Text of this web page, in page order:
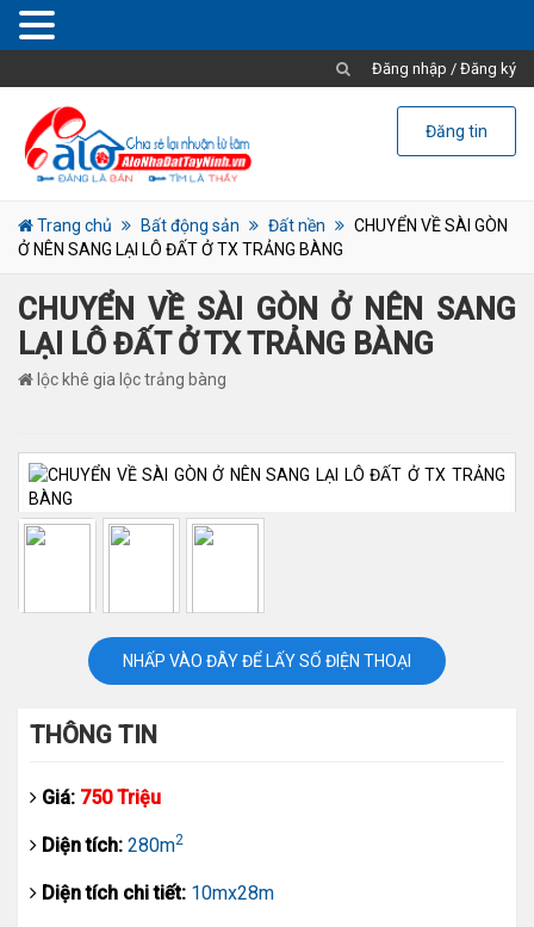
Đăng nhập / Đăng ký
Đăng tin
Trang chủ Bất động sản Đất nền
CHUYỂN VỀ SÀI GÒN
Ở NÊN SANG LẠI LÔ ĐẤT Ở TX TRẢNG BÀNG
CHUYỂN VỀ SÀI GÒN Ở NÊN SANG
LẠI LÔ ĐẤT Ở TX TRẢNG BÀNG
lộc khê gia lộc trảng bàng
NHẤP VÀO ĐÂY ĐỂ LẤY SỐ ĐIỆN THOẠI
THÔNG TIN
Giá: 750 Triệu
Diện tích: 280m2
Diện tích chi tiết: 10mx28m